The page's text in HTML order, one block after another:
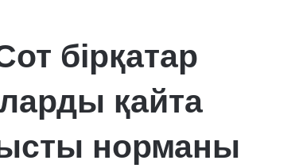
бірқатар
қайта
норманы